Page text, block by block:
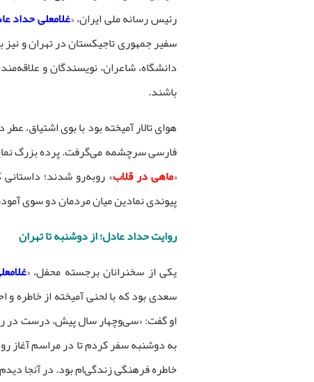
رئیس رسانه ملی ایران، «غلامعلی حداد
سفیر جمهوری تاجیکستان در تهران و نیز
دانشگاه، شاعران، نویسندگان و
باشند.
هوای تالار آمیخته بود با بوی
فارسی سرچشمه می‌گرفت. پرده‌ بزرگ
«ماهی در قلاب» روبه‌رو شدند؛
پیوندی نمادین میان مردمان دو سوی
روایت حداد عادل؛ از دوشنبه تا تهران
یکی از سخنرانان برجسته محفل، «
سعدی بود که با لحنی آمیخته از خاطره و
او گفت: «سی‌وچهار سال پیش، درست در
به دوشنبه سفر کردم تا در مراسم
خاطره‌ فرهنگی زندگی‌ام بود. در آنجا